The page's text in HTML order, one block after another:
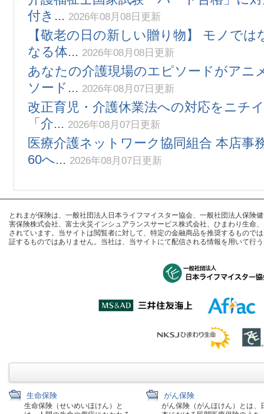
付き... 2026年08月08日更新
【敬老の日の新しい贈り物】 モノで
なる体... 2026年08月08日更新
あなたの介護現場のエピソードがアニ
ソード... 2026年08月07日更新
改正育児・介護休業法への対応をニチ
「介... 2026年08月07日更新
医療介護ネットワーク協同組合 本店事
60へ... 2026年08月07日更新
とれまが保険は、一般社団法人日本ライフマイスター協会、一般社団法人保
害保険株式会社、富士火災インシュアランスサービス株式会社、ひまわり生命
されています。当サイトは閲覧者に対して、特定の金融商品を推奨するもので
証するものではありません。当社は、当サイトにて配信される情報を用いて行
生命保険
生命保険（せいめいほけん）と
がん保険
がん保険（がんほけん）とは、